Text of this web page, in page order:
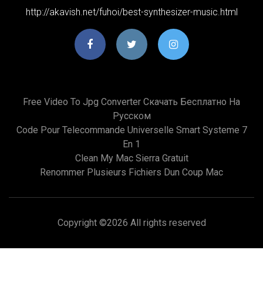
http://akavish.net/fuhoi/best-synthesizer-music.html
Free Video To Jpg Converter Скачать Бесплатно На
Русском
Code Pour Telecommande Universelle Smart Systeme 7
En 1
Clean My Mac Sierra Gratuit
Renommer Plusieurs Fichiers Dun Coup Mac
Copyright ©2026 All rights reserved